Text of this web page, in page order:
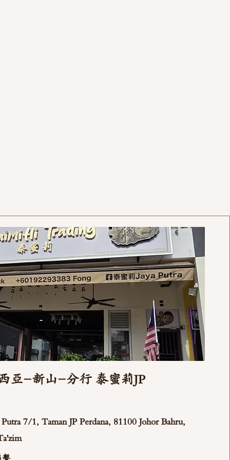
亞-新山-分行 泰蜜莉JP
Putra 7/1, Taman JP Perdana, 81100 Johor Bahru,